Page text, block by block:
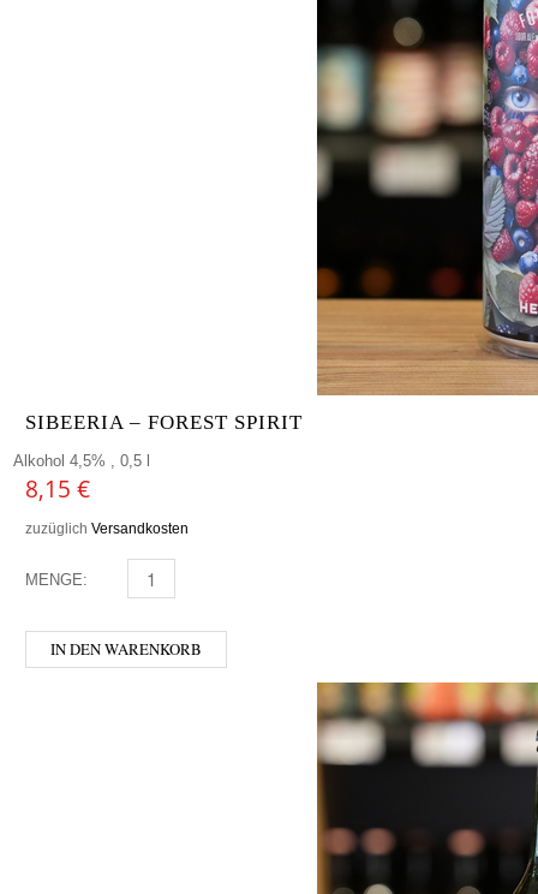
SIBEERIA – FOREST SPIRIT
Alkohol 4,5% , 0,5 l
8,15 €
zuzüglich Versandkosten
MENGE: SIBEERIA - FOREST SPIRIT MENGE
IN DEN WARENKORB